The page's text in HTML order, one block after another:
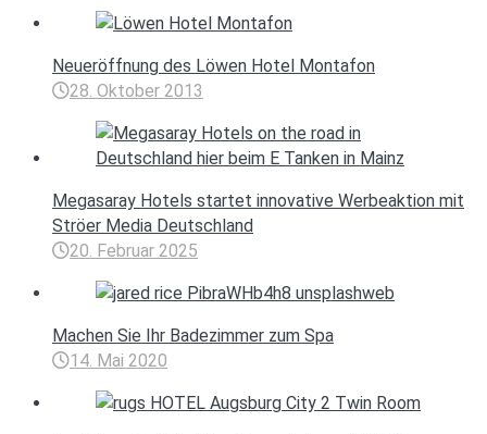
Neueröffnung des Löwen Hotel Montafon
28. Oktober 2013
Megasaray Hotels startet innovative Werbeaktion mit
Ströer Media Deutschland
20. Februar 2025
Machen Sie Ihr Badezimmer zum Spa
14. Mai 2020